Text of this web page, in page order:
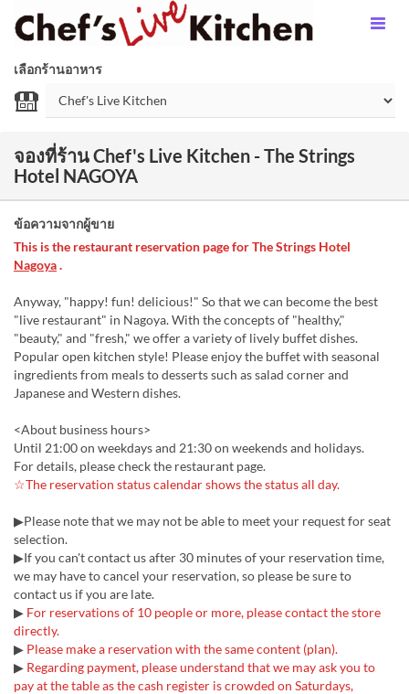
เลือกร้านอาหาร
จองที่ร้าน Chef's Live Kitchen - The Strings
Hotel NAGOYA
ข้อความจากผู้ขาย
This is the restaurant reservation page for The Strings Hotel
Nagoya.
Anyway, "happy! fun! delicious!" So that we can become the best
"live restaurant" in Nagoya. With the concepts of "healthy,"
"beauty," and "fresh," we offer a variety of lively buffet dishes.
Popular open kitchen style! Please enjoy the buffet with seasonal
ingredients from meals to desserts such as salad corner and
Japanese and Western dishes.
<About business hours>
Until 21:00 on weekdays and 21:30 on weekends and holidays.
For details, please check the restaurant page.
☆The reservation status calendar shows the status all day.
▶Please note that we may not be able to meet your request for seat
selection.
▶If you can't contact us after 30 minutes of your reservation time,
we may have to cancel your reservation, so please be sure to
contact us if you are late.
▶ For reservations of 10 people or more, please contact the store
directly.
▶ Please make a reservation with the same content (plan).
▶ Regarding payment, please understand that we may ask you to
pay at the table as the cash register is crowded on Saturdays,